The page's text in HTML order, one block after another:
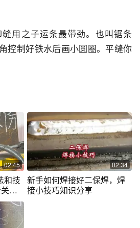
用之子运条最带劲。也叫锯条
控制好铁水后画小圆圈。平缝你
02:45
和技
注#
#焊
02:34
新手如何焊接好二保焊，焊
接小技巧知识分享